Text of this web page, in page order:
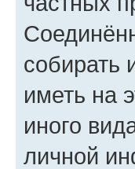
собирать
иметь на
иного
личной